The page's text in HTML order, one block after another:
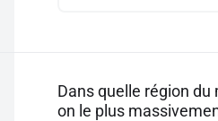
Dans quelle région
on le plus